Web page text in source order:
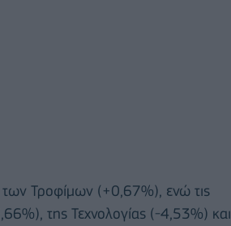
των Τροφίμων (+0,67%), ενώ τις
της Τεχνολογίας (-4,53%) και